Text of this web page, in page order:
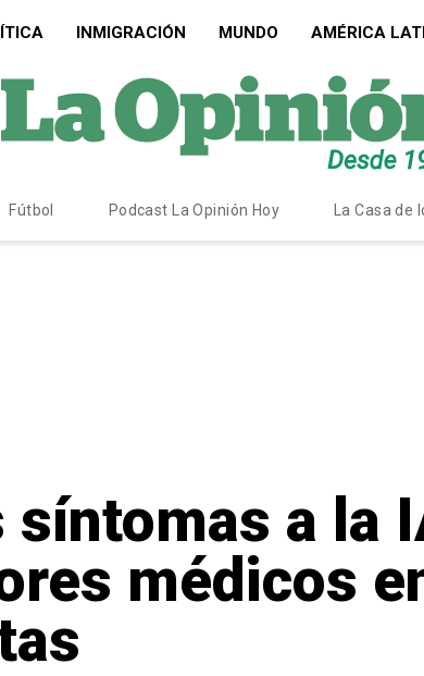
INMIGRACIÓN MUNDO AMÉRICA
Fútbol Podcast La Opinión Hoy La Casa de
síntomas a la
médicos